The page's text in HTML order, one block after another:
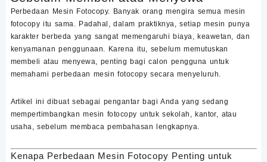
Perbedaan Mesin Fotocopy. Banyak orang mengira semua mesin
fotocopy itu sama. Padahal, dalam praktiknya, setiap mesin punya
karakter berbeda yang sangat memengaruhi biaya, keawetan, dan
kenyamanan penggunaan. Karena itu, sebelum memutuskan
membeli atau menyewa, penting bagi calon pengguna untuk
memahamiperbedaan mesin fotocopy secara menyeluruh.
Artikel ini dibuat sebagai pengantar bagi Anda yang sedang
mempertimbangkan mesin fotocopy untuk sekolah, kantor, atau
usaha, sebelum membaca pembahasan lengkapnya.
Kenapa Perbedaan Mesin Fotocopy Penting untuk